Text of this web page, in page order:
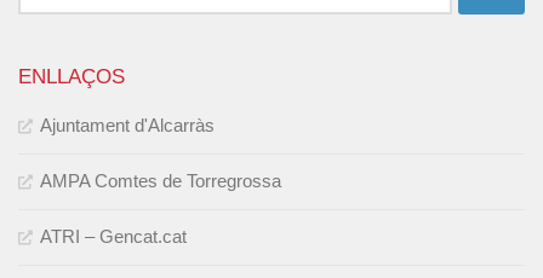
ENLLAÇOS
Ajuntament d'Alcarràs
AMPA Comtes de Torregrossa
ATRI – Gencat.cat